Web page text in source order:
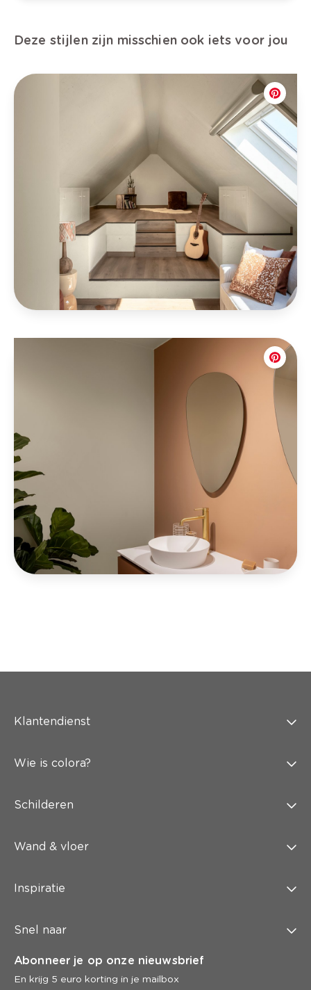
Deze stijlen zijn misschien ook iets voor jou
Klantendienst
Wie is colora?
Schilderen
Wand & vloer
Inspiratie
Snel naar
Abonneer je op onze nieuwsbrief
En krijg 5 euro korting in je mailbox